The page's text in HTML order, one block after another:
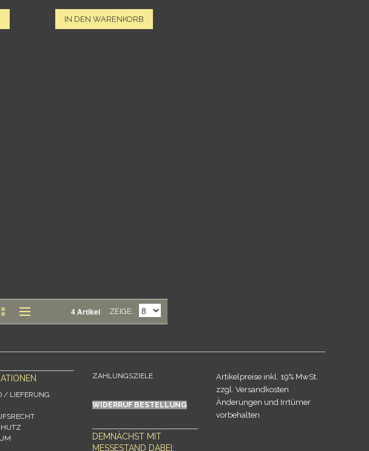
IN DEN WARENKORB
4 Artikel ZEIGE
/ LIEFERUNG
ZAHLUNGSZIELE
WIDERRUF BESTELLUNG
DEMNÄCHST MIT
MESSESTAND DABEI:
Artikelpreise inkl. 19% MwSt.
zzgl. Versandkosten
Änderungen und Irrtümer
vorbehalten